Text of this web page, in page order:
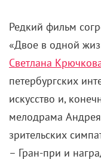
Редкий фильм
«Двое в одной
Светлана
петербургских
искусство и,
мелодрама
зрительских
– Гран-при и